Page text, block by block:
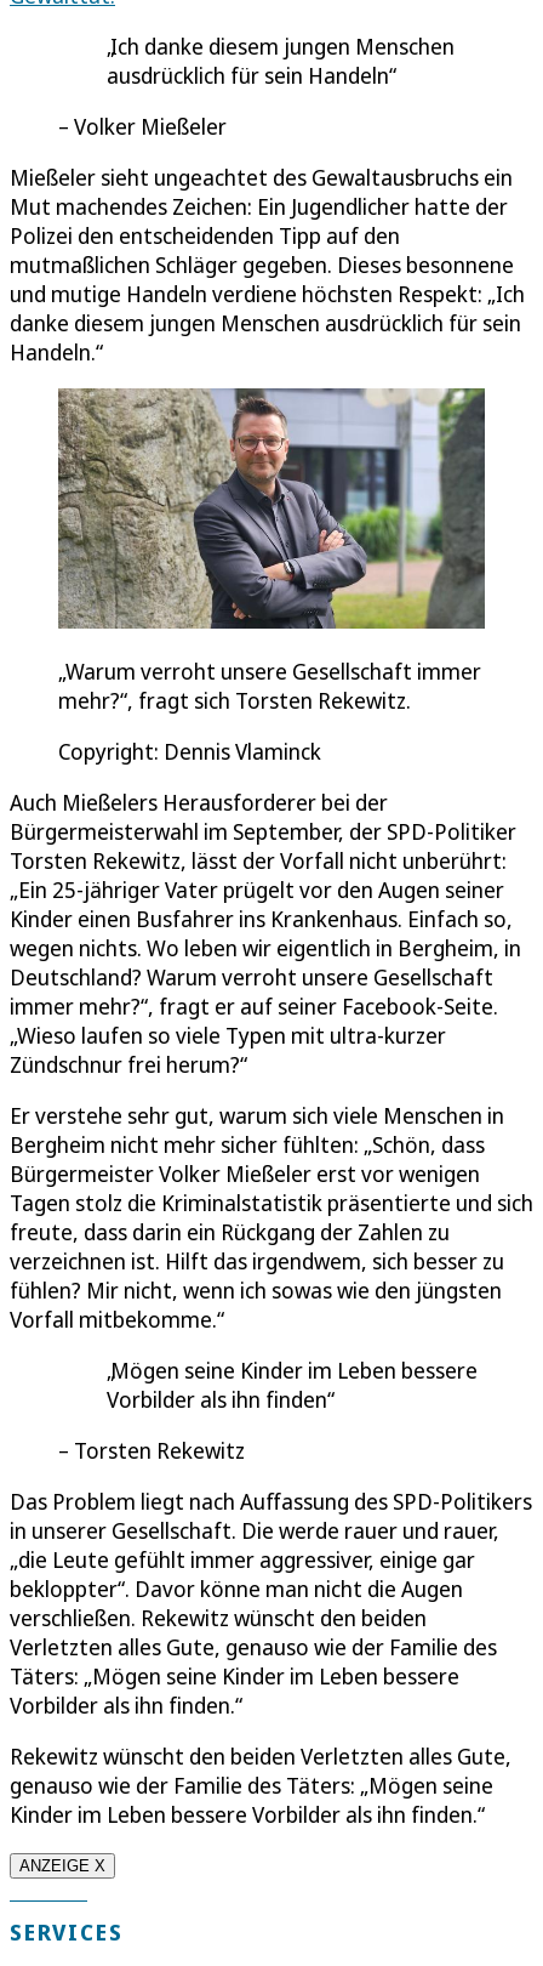
Ich danke diesem jungen Menschen
ausdrücklich für sein Handeln
Volker Mießeler
Mießeler sieht ungeachtet des Gewaltausbruchs ein
Mut machendes Zeichen: Ein Jugendlicher hatte der
Polizei den entscheidenden Tipp auf den
mutmaßlichen Schläger gegeben. Dieses besonnene
und mutige Handeln verdiene höchsten Respekt: „Ich
danke diesem jungen Menschen ausdrücklich für sein
Handeln.“
„Warum verroht unsere Gesellschaft immer
mehr?“, fragt sich Torsten Rekewitz.
Copyright: Dennis Vlaminck
Auch Mießelers Herausforderer bei der
Bürgermeisterwahl im September, der SPD-Politiker
Torsten Rekewitz, lässt der Vorfall nicht unberührt:
„Ein 25-jähriger Vater prügelt vor den Augen seiner
Kinder einen Busfahrer ins Krankenhaus. Einfach so,
wegen nichts. Wo leben wir eigentlich in Bergheim, in
Deutschland? Warum verroht unsere Gesellschaft
immer mehr?“, fragt er auf seiner Facebook-Seite.
„Wieso laufen so viele Typen mit ultra-kurzer
Zündschnur frei herum?“
Er verstehe sehr gut, warum sich viele Menschen in
Bergheim nicht mehr sicher fühlten: „Schön, dass
Bürgermeister Volker Mießeler erst vor wenigen
Tagen stolz die Kriminalstatistik präsentierte und sich
freute, dass darin ein Rückgang der Zahlen zu
verzeichnen ist. Hilft das irgendwem, sich besser zu
fühlen? Mir nicht, wenn ich sowas wie den jüngsten
Vorfall mitbekomme.“
Mögen seine Kinder im Leben bessere
Vorbilder als ihn finden
Torsten Rekewitz
Das Problem liegt nach Auffassung des SPD-Politikers
in unserer Gesellschaft. Die werde rauer und rauer,
„die Leute gefühlt immer aggressiver, einige gar
bekloppter“. Davor könne man nicht die Augen
verschließen. Rekewitz wünscht den beiden
Verletzten alles Gute, genauso wie der Familie des
Täters: „Mögen seine Kinder im Leben bessere
Vorbilder als ihn finden.“
Rekewitz wünscht den beiden Verletzten alles Gute,
genauso wie der Familie des Täters: „Mögen seine
Kinder im Leben bessere Vorbilder als ihn finden.“
ANZEIGE X
SERVICES